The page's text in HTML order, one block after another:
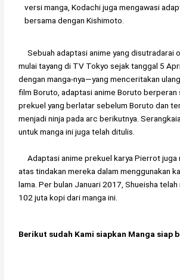
versi manga, Kodachi juga mengawasi
bersama dengan Kishimoto.
Sebuah adaptasi anime yang disutradarai
mulai tayang di TV Tokyo sejak tanggal 5
dengan manga-nya—yang menceritakan
film Boruto, adaptasi anime Boruto
prekuel yang berlatar sebelum Boruto dan
menjadi ninja pada arc berikutnya.
untuk manga ini juga telah ditulis.
Adaptasi anime prekuel karya Pierrot juga
atas tindakan mereka dalam menggunakan
lama. Per bulan Januari 2017, Shueisha
102 juta kopi dari manga ini.
Berikut sudah Kami siapkan Manga siap